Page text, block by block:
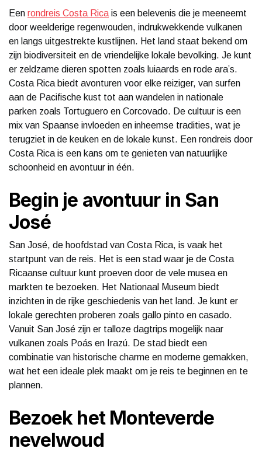
Een rondreis Costa Rica is een belevenis die je meeneemt
door weelderige regenwouden, indrukwekkende vulkanen
en langs uitgestrekte kustlijnen. Het land staat bekend om
zijn biodiversiteit en de vriendelijke lokale bevolking. Je kunt
er zeldzame dieren spotten zoals luiaards en rode ara’s.
Costa Rica biedt avonturen voor elke reiziger, van surfen
aan de Pacifische kust tot aan wandelen in nationale
parken zoals Tortuguero en Corcovado. De cultuur is een
mix van Spaanse invloeden en inheemse tradities, wat je
terugziet in de keuken en de lokale kunst. Een rondreis door
Costa Rica is een kans om te genieten van natuurlijke
schoonheid en avontuur in één.
Begin je avontuur in San
José
San José, de hoofdstad van Costa Rica, is vaak het
startpunt van de reis. Het is een stad waar je de Costa
Ricaanse cultuur kunt proeven door de vele musea en
markten te bezoeken. Het Nationaal Museum biedt
inzichten in de rijke geschiedenis van het land. Je kunt er
lokale gerechten proberen zoals gallo pinto en casado.
Vanuit San José zijn er talloze dagtrips mogelijk naar
vulkanen zoals Poás en Irazú. De stad biedt een
combinatie van historische charme en moderne gemakken,
wat het een ideale plek maakt om je reis te beginnen en te
plannen.
Bezoek het Monteverde
nevelwoud